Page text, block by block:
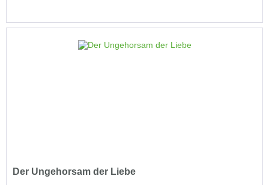
Der Ungehorsam der Liebe